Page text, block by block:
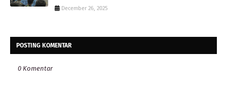
December 26, 2025
POSTING KOMENTAR
0 Komentar